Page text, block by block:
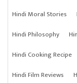
Hindi Moral Stories
Hindi Philosophy
Hindi Cooking Recipe
Hindi Film Reviews